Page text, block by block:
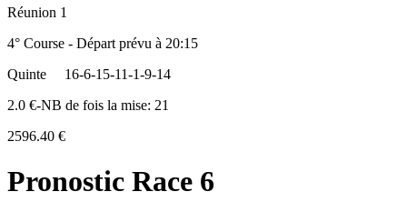
Réunion 1
4° Course - Départ prévu à 20:15
Quinte
16-6-15-11-1-9-14
2.0 €-NB de fois la mise: 21
2596.40 €
Pronostic Race 6